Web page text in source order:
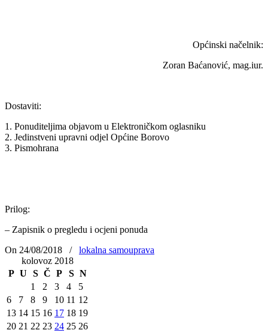
Općinski načelnik:
Zoran Baćanović, mag.iur.
Dostaviti:
1. Ponuditeljima objavom u Elektroničkom oglasniku
2. Jedinstveni upravni odjel Općine Borovo
3. Pismohrana
Prilog:
– Zapisnik o pregledu i ocjeni ponuda
On 24/08/2018
/
lokalna samouprava
kolovoz 2018
P U S Č P S N
1
2 3 4
5
6
7 8 9 10 11 12
13 14 15 16 17 18 19
20 21 22 23 24 25 26